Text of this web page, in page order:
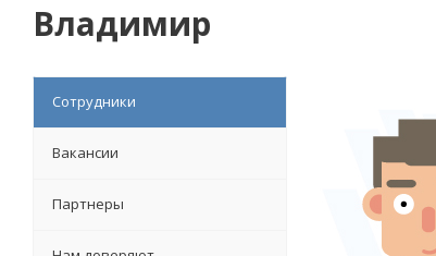
Владимир
Сотрудники
Вакансии
Партнеры